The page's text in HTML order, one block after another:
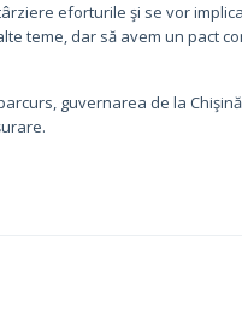
eforturile şi se vor implica
teme, dar să avem un pact
guvernarea de la